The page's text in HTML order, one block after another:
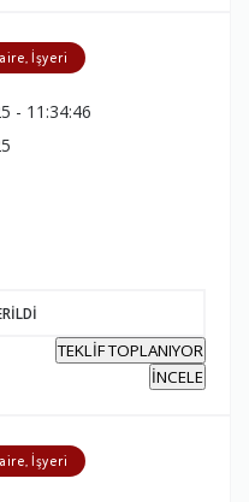
İşyeri
- 11:34:46
TEKLİF TOPLANIYOR
İNCELE
İşyeri